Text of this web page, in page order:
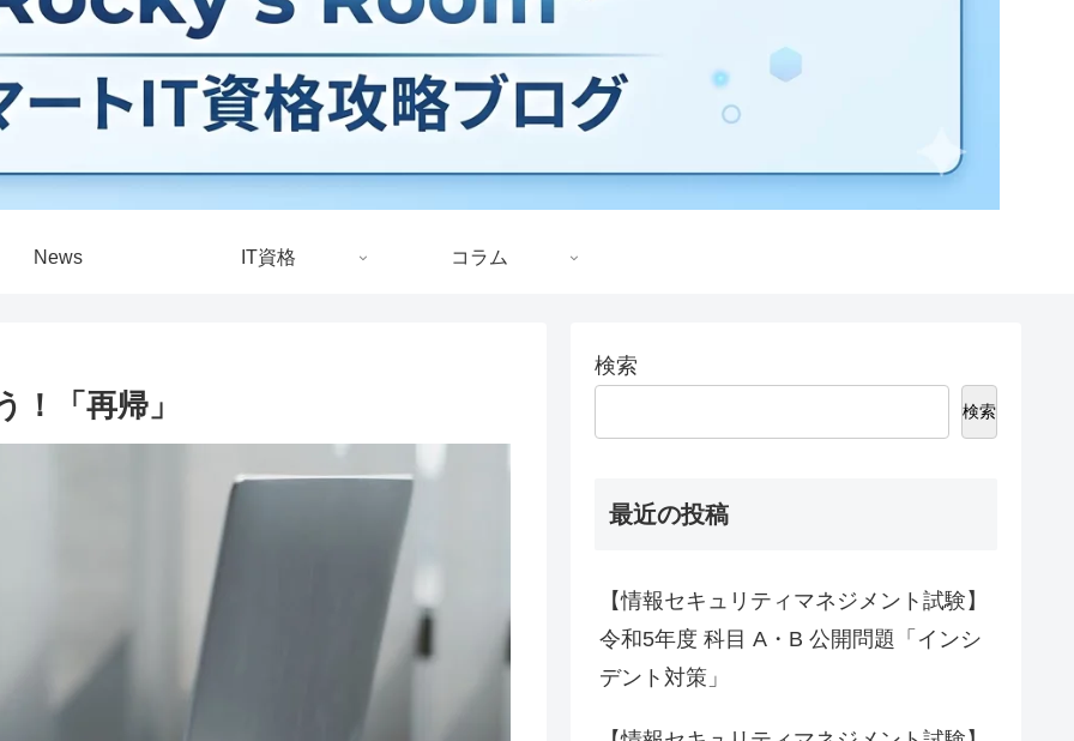
News IT資格 コラム
！「再帰」
検索
検索
最近の投稿
【情報セキュリティマネジメント試験】
令和5年度 科目 A・B 公開問題「インシ
デント対策」